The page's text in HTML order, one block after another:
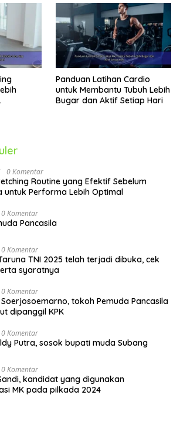
Panduan Latihan Cardio
untuk Membantu Tubuh Lebih
Bugar dan Aktif Setiap Hari
0 Komentar
Routine yang Efektif Sebelum
untuk Performa Lebih Optimal
0 Komentar
Pancasila
0 Komentar
TNI 2025 telah terjadi dibuka, cek
syaratnya
0 Komentar
tokoh Pemuda Pancasila
dipanggil KPK
0 Komentar
Putra, sosok bupati muda Subang
0 Komentar
kandidat yang digunakan
MK pada pilkada 2024